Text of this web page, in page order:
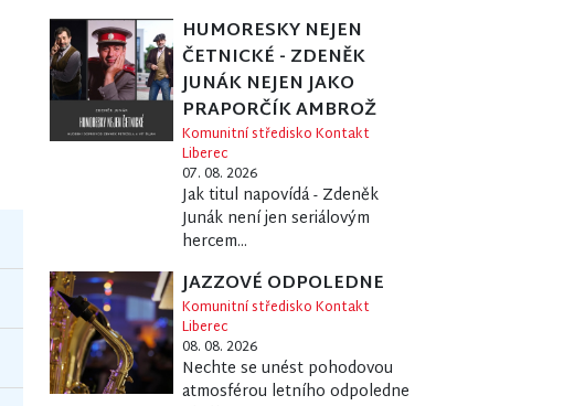
HUMORESKY NEJEN
ČETNICKÉ - ZDENĚK
JUNÁK NEJEN JAKO
PRAPORČÍK AMBROŽ
Komunitní středisko Kontakt
Liberec
07. 08. 2026
Jak titul napovídá - Zdeněk
Junák není jen seriálovým
hercem...
JAZZOVÉ ODPOLEDNE
Komunitní středisko Kontakt
Liberec
08. 08. 2026
Nechte se unést pohodovou
atmosférou letního odpoledne